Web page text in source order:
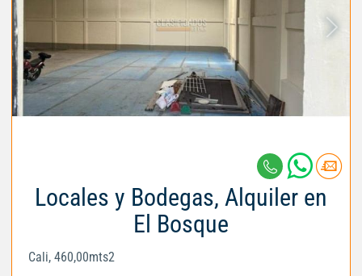
Locales y Bodegas, Alquiler en
El Bosque
Cali, 460,00mts2